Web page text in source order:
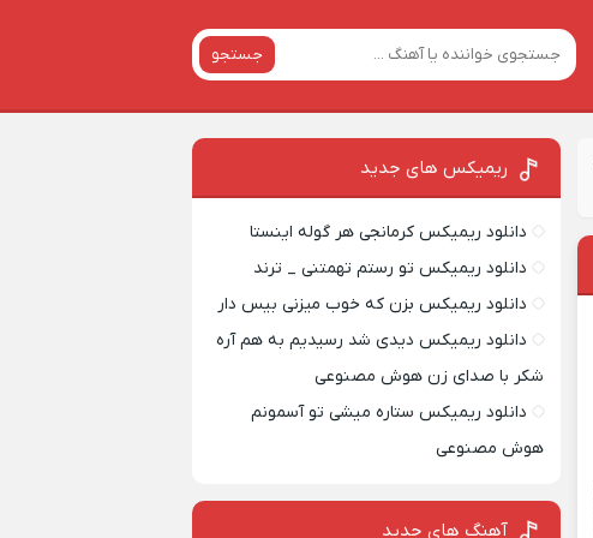
جستجو
ریمیکس‌ های جدید
دانلود ریمیکس کرمانجی هر گوله اینستا
دانلود ریمیکس تو رستم تهمتنی _ ترند
دانلود ریمیکس بزن که خوب میزنی بیس دار
دانلود ریمیکس دیدی شد رسیدیم به هم آره
شکر با صدای زن هوش مصنوعی
دانلود ریمیکس ستاره میشی تو آسمونم
هوش مصنوعی
آهنگ های جدید